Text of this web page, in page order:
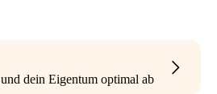
dein Eigentum optimal ab